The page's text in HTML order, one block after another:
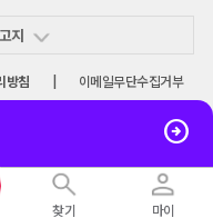

지
방침 | 이메일무단수집거부
찾기 마이